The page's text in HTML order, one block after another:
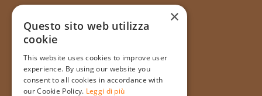
Via Galata, 31R - 16121 Genova
+39 010 565714
+39 348 1754128
info@pasticceriatagliafico.it
×
Questo sito web utilizza
cookie
This website uses cookies to improve user
experience. By using our website you
consent to all cookies in accordance with
our Cookie Policy. Leggi di più